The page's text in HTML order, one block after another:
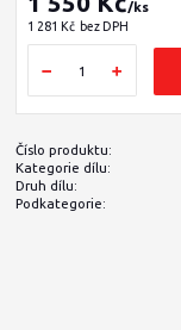
/ks
1 281 Kč bez DPH
Číslo produktu:
Kategorie dílu:
Druh dílu:
Podkategorie: